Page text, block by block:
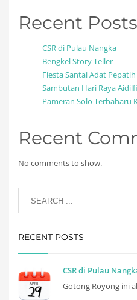
Recent Posts
CSR di Pulau Nangka
Bengkel Story Teller
Fiesta Santai Adat
Sambutan Hari Raya
Pameran Solo Terbaharu
Recent
No comments to show.
RECENT POSTS
CSR di Pulau
Gotong Royong ini